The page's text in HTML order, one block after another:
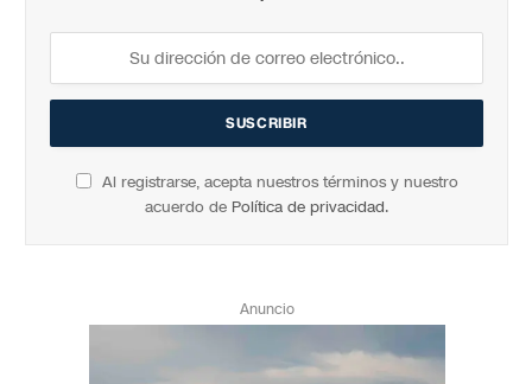
Al registrarse, acepta nuestros términos y nuestro
acuerdo de Política de privacidad.
Anuncio